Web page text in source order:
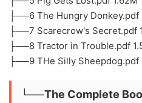
├──6 The Hungry Donkey.pdf
├──7 Scarecrow's Secret.pdf
├──8 Tractor in Trouble.pdf
├──9 THe Silly Sheepdog.pdf
└──The Complete